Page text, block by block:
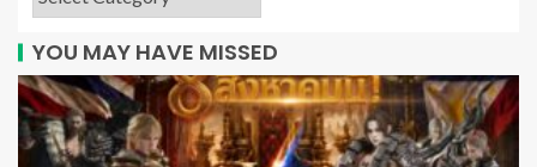
YOU MAY HAVE MISSED